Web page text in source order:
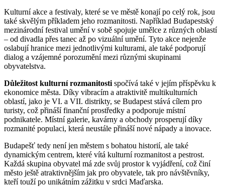
Kulturní akce a festivaly, které se ve městě konají po celý rok, jsou
také skvělým příkladem jeho rozmanitosti. Například Budapestský
mezinárodní festival umění v sobě spojuje umělce z různých oblastí
– od divadla přes tanec až po vizuální umění. Tyto akce nejenže
oslabují hranice mezi jednotlivými kulturami, ale také podporují
dialog a vzájemné porozumění mezi různými skupinami
obyvatelstva.
Důležitost kulturní rozmanitosti spočívá také v jejím příspěvku k
ekonomice města. Díky vibracím a atraktivitě multikulturních
oblastí, jako je VI. a VII. distrikty, se Budapest stává cílem pro
turisty, což přináší finanční prostředky a podporuje místní
podnikatele. Místní galerie, kavárny a obchody prosperují díky
rozmanité populaci, která neustále přináší nové nápady a inovace.
Budapešť tedy není jen městem s bohatou historií, ale také
dynamickým centrem, které vítá kulturní rozmanitost a pestrost.
Každá skupina obyvatel má zde svůj prostor k vyjádření, což činí
město ještě atraktivnějším jak pro obyvatele, tak pro návštěvníky,
kteří touží po unikátním zážitku v srdci Maďarska.